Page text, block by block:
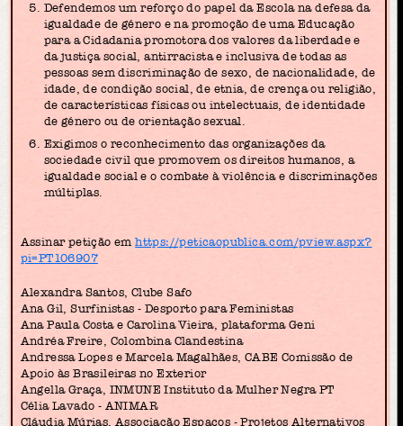
Defendemos um reforço do papel da Escola na defesa da
igualdade de género e na promoção de uma Educação
para a Cidadania promotora dos valores da liberdade e
da justiça social, antirracista e inclusiva de todas as
pessoas sem discriminação de sexo, de nacionalidade, de
idade, de condição social, de etnia, de crença ou religião,
de características físicas ou intelectuais, de identidade
de género ou de orientação sexual.
Exigimos o reconhecimento das organizações da
sociedade civil que promovem os direitos humanos, a
igualdade social e o combate à violência e discriminações
múltiplas.
Assinar petição emhttps://peticaopublica.com/pview.aspx?
pi=PT106907
Alexandra Santos, Clube Safo
Ana Gil, Surfinistas - Desporto para Feministas
Ana Paula Costa e Carolina Vieira, plataforma Geni
Andréa Freire, Colombina Clandestina
Andressa Lopes e Marcela Magalhães, CABE Comissão de
Apoio às Brasileiras no Exterior
Angella Graça, INMUNE Instituto da Mulher Negra PT
Célia Lavado - ANIMAR
Cláudia Múrias, Associação Espaços - Projetos Alternativos